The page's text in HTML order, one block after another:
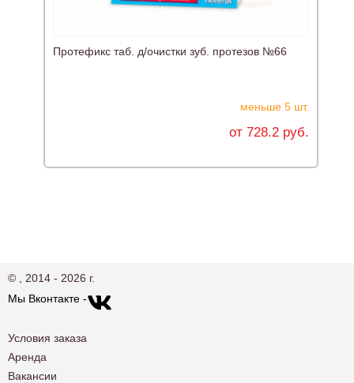
Протефикс таб. д/очистки зуб. протезов №66
меньше 5 шт.
от 728.2 руб.
© , 2014 - 2026 г.
Мы Вконтакте -
Условия заказа
Аренда
Вакансии